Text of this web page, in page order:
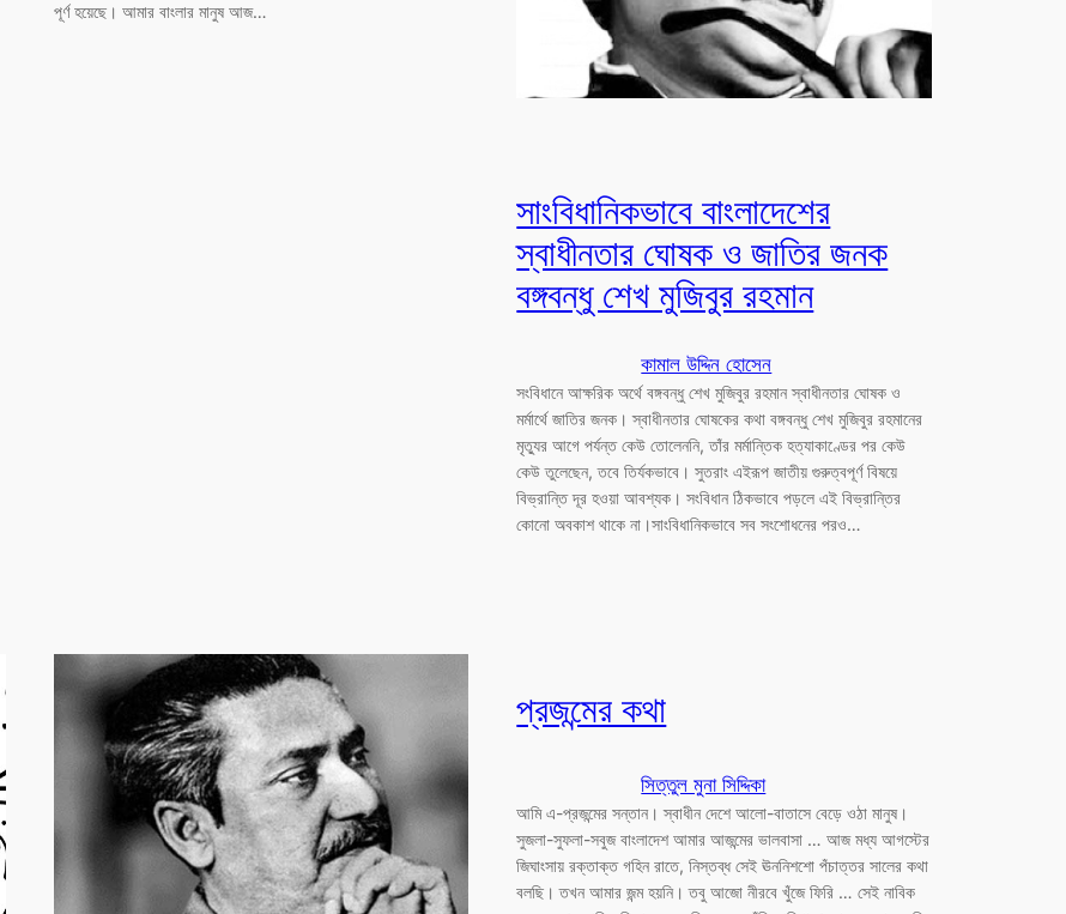
পূর্ণ হয়েছে। আমার বাংলার মানুষ আজ…
সাংবিধানিকভাবে বাংলাদেশের
স্বাধীনতার ঘোষক ও জাতির জনক
বঙ্গবন্ধু শেখ মুজিবুর রহমান
কামাল উদ্দিন হোসেন
সংবিধানে আক্ষরিক অর্থে বঙ্গবন্ধু শেখ মুজিবুর রহমান স্বাধীনতার ঘোষক ও
মর্মার্থে জাতির জনক। স্বাধীনতার ঘোষকের কথা বঙ্গবন্ধু শেখ মুজিবুর রহমানের
মৃত্যুর আগে পর্যন্ত কেউ তোলেননি, তাঁর মর্মান্তিক হত্যাকাণ্ডের পর কেউ
কেউ তুলেছেন, তবে তির্যকভাবে। সুতরাং এইরূপ জাতীয় গুরুত্বপূর্ণ বিষয়ে
বিভ্রান্তি দূর হওয়া আবশ্যক। সংবিধান ঠিকভাবে পড়লে এই বিভ্রান্তির
কোনো অবকাশ থাকে না।সাংবিধানিকভাবে সব সংশোধনের পরও…
প্রজন্মের কথা
সিত্তুল মুনা সিদ্দিকা
আমি এ-প্রজন্মের সন্তান। স্বাধীন দেশে আলো-বাতাসে বেড়ে ওঠা মানুষ।
সুজলা-সুফলা-সবুজ বাংলাদেশ আমার আজন্মের ভালবাসা … আজ মধ্য আগস্টের
জিঘাংসায় রক্তাক্ত গহিন রাতে, নিস্তব্ধ সেই ঊননিশশো পঁচাত্তর সালের কথা
বলছি। তখন আমার জন্ম হয়নি। তবু আজো নীরবে খুঁজে ফিরি … সেই নাবিক